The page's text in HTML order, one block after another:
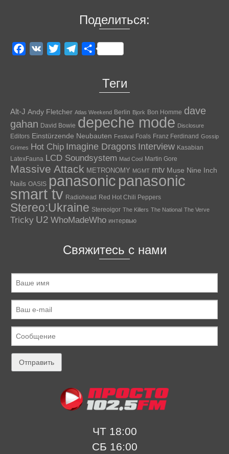
Поделиться:
Facebook
VK Twitter TelegramОтправить
Теги
Alt-J Andy Fletcher Atlas Weekend Berlin Bjork Bon Homme dave
gahan David Bowie depeche mode Disclosure
Editors Einstürzende Neubauten Festival Foals Franz Ferdinand Gossip
Grimes Hot Chip Imagine Dragons Interview Kasabian
LatexFauna LCD Soundsystem Mad Cool Martin Gore
Massive Attack METRONOMY MGMT mtv Muse Nine Inch
Nails OASIS panasonic panasonic
smart tv Radiohead Red Hot Chili Peppers
Stereo:Ukraine Stereoigor The Killers The National The Verve
Tricky U2 WhoMadeWho интервью
Свяжитесь с нами
ЧТ 18:00
СБ 16:00